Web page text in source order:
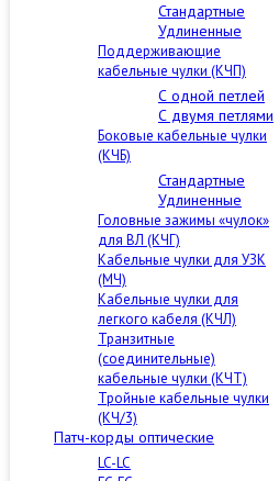
Стандартные
Удлиненные
Поддерживающие
кабельные чулки (КЧП)
С одной петлей
С двумя петлями
Боковые кабельные чулки
(КЧБ)
Стандартные
Удлиненные
Головные зажимы «чулок»
для ВЛ (КЧГ)
Кабельные чулки для УЗК
(МЧ)
Кабельные чулки для
легкого кабеля (КЧЛ)
Транзитные
(соединительные)
кабельные чулки (КЧТ)
Тройные кабельные чулки
(КЧ/3)
Патч-корды оптические
LC-LC